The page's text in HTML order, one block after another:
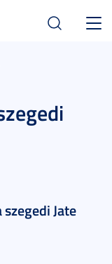
Jate